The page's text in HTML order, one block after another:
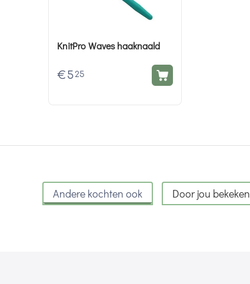
KnitPro Waves haaknaald
€ 5 25
Andere kochten ook Door jou bekeken